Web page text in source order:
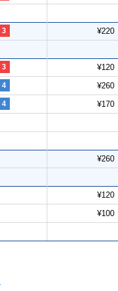
3 ¥220
3 ¥120
4 ¥260
4 ¥170
¥260
¥120
¥100